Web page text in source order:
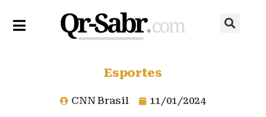
Esportes
CNN Brasil 11/01/2024